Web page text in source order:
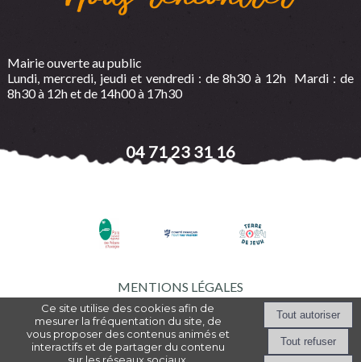
Mairie ouverte au public
Lundi, mercredi, jeudi et vendredi : de 8h30 à 12h Mardi : de
8h30 à 12h et de 14h00 à 17h30
04 71 23 31 16
MENTIONS LÉGALES
Création et hébergement du site Internet réalisé par Net15 -Site
administrable CMS propulsé par WebSee Mairie
Conditions Générales
Ce site utilise des cookies afin de
mesurer la fréquentation du site, de
vous proposer des contenus animés et
interactifs et de partager du contenu
sur les réseaux sociaux.